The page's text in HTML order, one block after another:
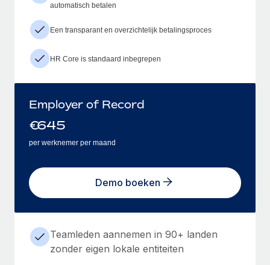
automatisch betalen
Een transparant en overzichtelijk betalingsproces
HR Core is standaard inbegrepen
Employer of Record
€645
per werknemer per maand
Demo boeken
Teamleden aannemen in 90+ landen
zonder eigen lokale entiteiten